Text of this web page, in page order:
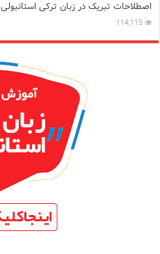
اصطلاحات تبریک در زبان ترکی استانبولی
114,115